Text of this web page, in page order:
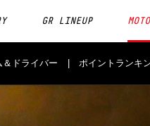
GR LINEUP
＆ドライバー ポイントランキ